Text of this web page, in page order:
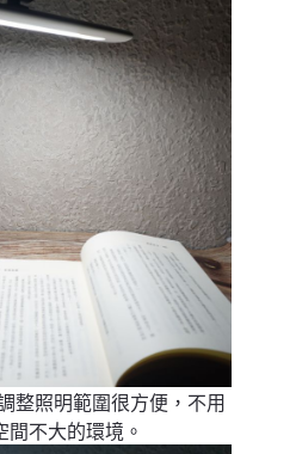
整照明範圍很方便，不用
不大的環境。